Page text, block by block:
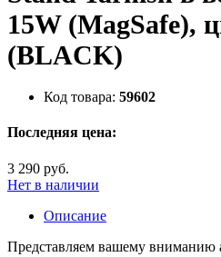
15W (MagSafe),
(BLACK)
Код товара: 59602
Последняя цена:
3 290 руб.
Нет в наличии
Описание
Представляем вашему вниманию